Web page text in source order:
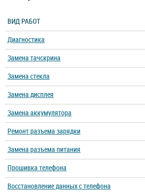
Realme 7i
Realme 8 Pro
Realme C11
Realme C2
Realme C21
Realme C2s
ВИД РАБОТ
Диагностика
Замена тачскрина
Замена стекла
Замена дисплея
Замена аккумулятора
Ремонт разъема зарядки
Замена разъема питания
Прошивка телефона
Восстановление данных с телефона